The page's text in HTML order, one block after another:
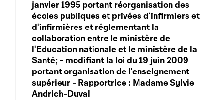
janvier 1995 portant réorganisation des
écoles publiques et privées d'infirmiers et
d'infirmières et réglementant la
collaboration entre le ministère de
l'Education nationale et le ministère de la
Santé; - modifiant la loi du 19 juin 2009
portant organisation de l'enseignement
supérieur - Rapportrice : Madame Sylvie
Andrich-Duval